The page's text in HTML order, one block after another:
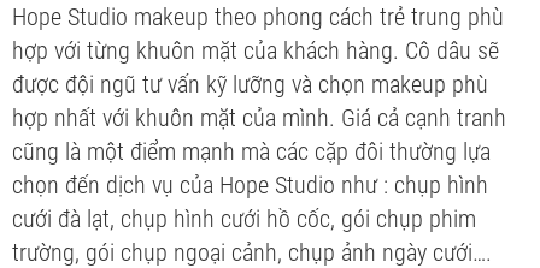
Hope Studio makeup theo phong cách trẻ trung phù
hợp với từng khuôn mặt của khách hàng. Cô dâu sẽ
được đội ngũ tư vấn kỹ lưỡng và chọn makeup phù
hợp nhất với khuôn mặt của mình. Giá cả cạnh tranh
cũng là một điểm mạnh mà các cặp đôi thường lựa
chọn đến dịch vụ của Hope Studio như : chụp hình
cưới đà lạt, chụp hình cưới hồ cốc, gói chụp phim
trường, gói chụp ngoại cảnh, chụp ảnh ngày cưới….